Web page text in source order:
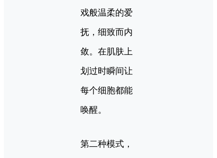
戏般温柔的爱
抚，细致而内
敛。在肌肤上
划过时瞬间让
每个细胞都能
唤醒。
第二种模式，